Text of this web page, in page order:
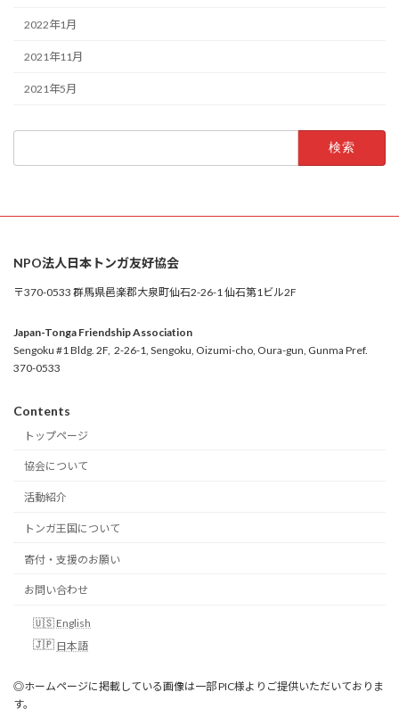
2022年1月
2021年11月
2021年5月
NPO法人日本トンガ友好協会
〒370-0533 群馬県邑楽郡大泉町仙石2-26-1 仙石第1ビル2F
Japan-Tonga Friendship Association
Sengoku #1 Bldg. 2F, 2-26-1, Sengoku, Oizumi-cho, Oura-gun, Gunma Pref.
370-0533
Contents
トップページ
協会について
活動紹介
トンガ王国について
寄付・支援のお願い
お問い合わせ
English
日本語
◎ホームページに掲載している画像は一部 PIC様よりご提供いただいておりま
す。